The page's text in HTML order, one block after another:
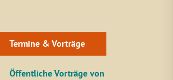
Termine & Vorträge
Öffentliche Vorträge von